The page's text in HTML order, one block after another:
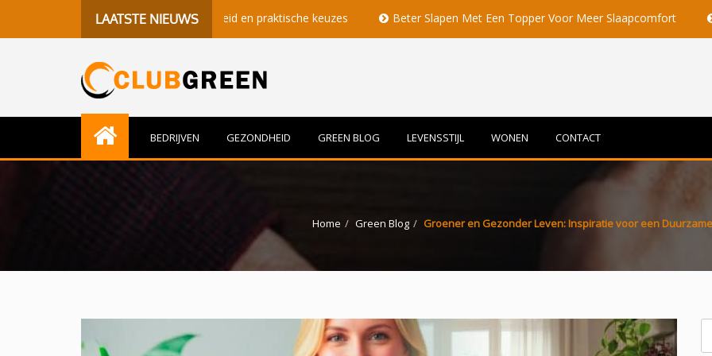
LAATSTE NIEUWS
momenten, gezondheid en praktische keuzes Beter Slapen Met Een Topper Voor Meer Slaapcomfort Volle Maan
BEDRIJVEN GEZONDHEID GREEN BLOG LEVENSSTIJL WONEN CONTACT
Home Green Blog Groener en Gezonder Leven: Inspiratie voor een